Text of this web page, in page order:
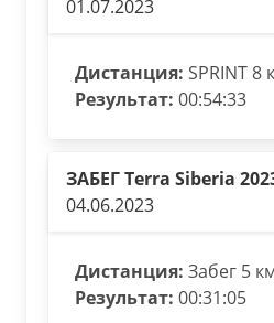
01.07.2023
Дистанция: SPRINT 8
Результат: 00:54:33
ЗАБЕГ Terra Siberia
04.06.2023
Дистанция: Забег 5
Результат: 00:31:05